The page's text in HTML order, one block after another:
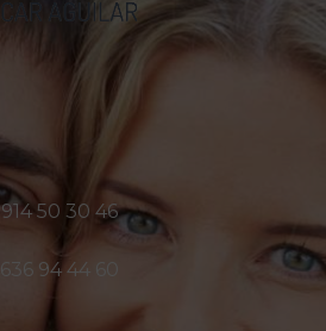
914 50 30 46
636 94 44 60